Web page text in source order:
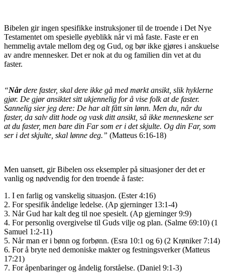
Bibelen gir ingen spesifikke instruksjoner til de troende i Det Nye
Testamentet om spesielle øyeblikk når vi må faste. Faste er en
hemmelig avtale mellom deg og Gud, og bør ikke gjøres i anskuelse
av andre mennesker. Det er nok at du og familien din vet at du
faster.
“Nårdere faster, skal dere ikke gå med mørkt ansikt, slik hyklerne
gjør. De gjør ansiktet sitt ukjennelig for å vise folk at de faster.
Sannelig sier jeg dere: De har alt fått sin lønn. Men du, når du
faster, da salv ditt hode og vask ditt ansikt, så ikke menneskene ser
at du faster, men bare din Far som er i det skjulte. Og din Far, som
ser i det skjulte, skal lønne deg.” (Matteus 6:16-18)
Men uansett, gir Bibelen oss eksempler på situasjoner der det er
vanlig og nødvendig for den troende å faste:
1. I en farlig og vanskelig situasjon. (Ester 4:16)
2. For spesifik åndelige ledelse. (Ap gjerninger 13:1-4)
3. Når Gud har kalt deg til noe spesielt. (Ap gjerninger 9:9)
4. For personlig overgivelse til Guds vilje og plan. (Salme 69:10) (1
Samuel 1:2-11)
5. Når man er i bønn og forbønn. (Esra 10:1 og 6) (2 Krøniker 7:14)
6. For å bryte ned demoniske makter og festningsverker (Matteus
17:21)
7. For åpenbaringer og åndelig forståelse. (Daniel 9:1-3)